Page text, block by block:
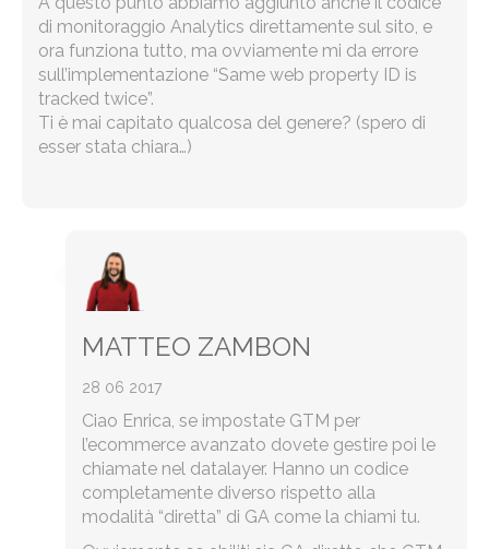
di monitoraggio Analytics direttamente sul sito, e
ora funziona tutto, ma ovviamente mi da errore
sull’implementazione “Same web property ID is
tracked twice”.
Ti è mai capitato qualcosa del genere? (spero di
esser stata chiara…)
MATTEO ZAMBON
28 06 2017
Ciao Enrica, se impostate GTM per
l’ecommerce avanzato dovete gestire poi le
chiamate nel datalayer. Hanno un codice
completamente diverso rispetto alla
modalità “diretta” di GA come la chiami tu.